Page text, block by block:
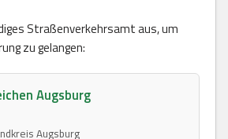
Straßenverkehrsamt aus, um
zu gelangen:
Augsburg
Augsburg